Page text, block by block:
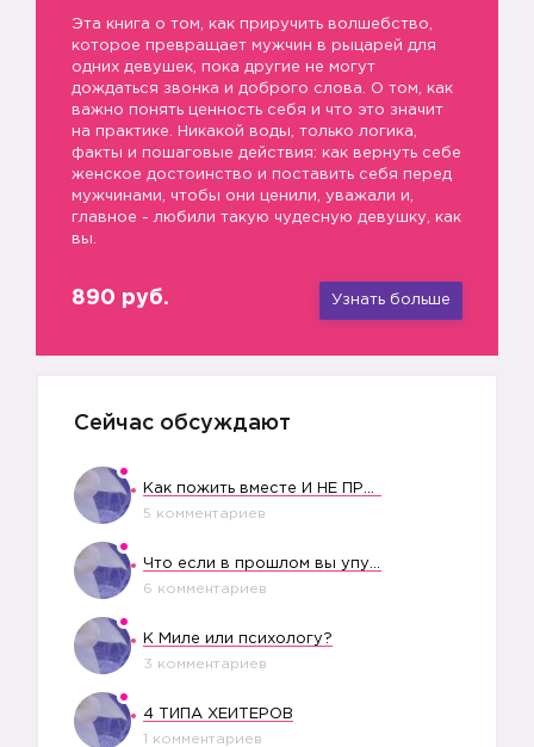
❗️
Эта книга о том, как приручить волшебство,
которое превращает мужчин в рыцарей для
одних девушек, пока другие не могут
дождаться звонка и доброго слова. О том, как
важно понять ценность себя и что это значит
на практике. Никакой воды, только логика,
факты и пошаговые действия: как вернуть себе
женское достоинство и поставить себя перед
мужчинами, чтобы они ценили, уважали и,
главное - любили такую чудесную девушку, как
вы.
890 руб. Узнать больше
Сейчас обсуждают
5 комментариев
6 комментариев
К Миле или психологу?
3 комментариев
4 ТИПА ХЕЙТЕРОВ
1 комментариев